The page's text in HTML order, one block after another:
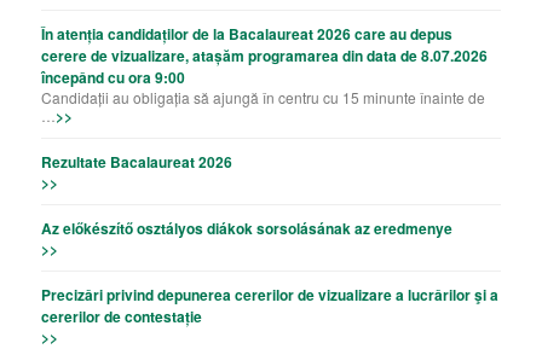
În atenția candidaților de la Bacalaureat 2026 care au depus
cerere de vizualizare, atașăm programarea din data de 8.07.2026
începând cu ora 9:00
Candidații au obligația să ajungă în centru cu 15 minunte înainte de
>>
Rezultate Bacalaureat 2026
>>
Az előkészítő osztályos diákok sorsolásának az eredmenye
>>
Precizǎri privind depunerea cererilor de vizualizare a lucrǎrilor şi a
cererilor de contestație
>>